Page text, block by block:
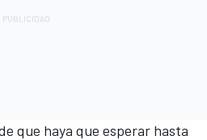
que haya que esperar hasta